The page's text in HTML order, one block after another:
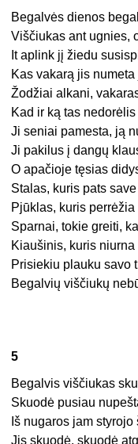
Begalvės dienos
Viščiukas ant ugnies,
It aplink jį žiedu
Kas vakarą jis
Žodžiai alkani,
Kad ir ką tas
Ji seniai pamesta, ją
Ji pakilus į dangų
O apačioje tęsias
Stalas, kuris pats
Pjūklas, kuris
Sparnai, tokie greiti,
Kiaušinis, kuris niurna
Prisiekiu plauku savo
Begalvių viščiukų
5
Begalvis viščiukas
Skuodė pusiau
Iš nugaros jam styrojo
Jis skuodė, skuodė